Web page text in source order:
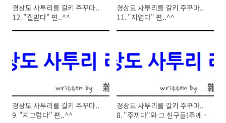
경상도 사투리를 갈키 주꾸마..
12. "겔받다" 편..^^
경상도 사투리를 갈키 주꾸마..
11. "지엽다" 편..^^
경상도 사투리를 갈키 주꾸마..
9. "지그럽다" 편..^^
경상도 사투리를 갈키 주꾸마..
8. "주끼다"와 그 친구들(주께